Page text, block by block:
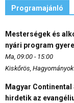
Programajánló
Mesterségek és
nyári program
Ma, 09:00 - 15:00
Kiskőrös,
Magyar
hirdetik az